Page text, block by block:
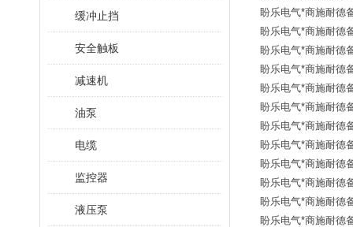
缓冲止挡
安全触板
减速机
油泵
电缆
监控器
液压泵
盼乐电气*商施耐德
盼乐电气*商施耐德
盼乐电气*商施耐德
盼乐电气*商施耐德
盼乐电气*商施耐德
盼乐电气*商施耐德
盼乐电气*商施耐德
盼乐电气*商施耐德
盼乐电气*商施耐德
盼乐电气*商施耐德
盼乐电气*商施耐德
盼乐电气*商施耐德